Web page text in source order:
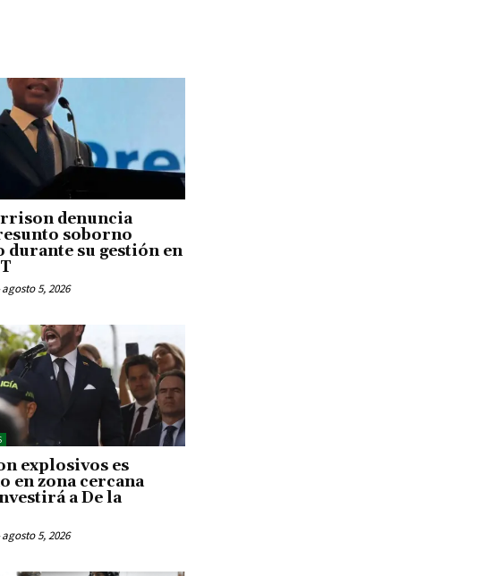
denuncia
soborno
su gestión en
agosto 5, 2026
explosivos es
en zona cercana
a De la
agosto 5, 2026